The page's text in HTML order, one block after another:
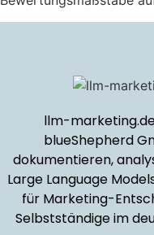
llm-
blueShepherd
dokumentieren,
Large Language
für Marketing-
Selbstständige im